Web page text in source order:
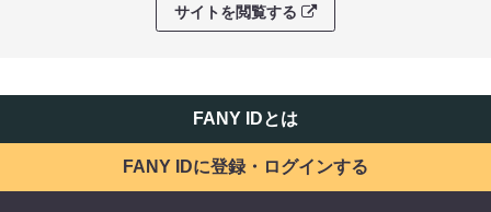
サイトを閲覧する
FANY IDとは
FANY IDに登録・ログインする